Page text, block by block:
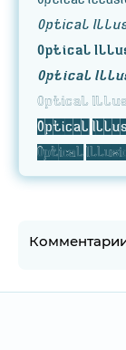
Optical
Optical
Optical
Optical
Optical
Optical